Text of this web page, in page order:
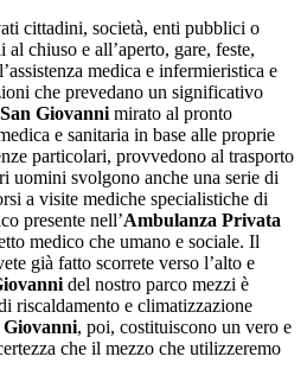
cittadini, società, enti pubblici o
chiuso e all’aperto, gare, feste,
medica e infermieristica e
che prevedano un significativo
Giovanni mirato al pronto
e sanitaria in base alle proprie
particolari, provvedono al trasporto
uomini svolgono anche una serie di
a visite mediche specialistiche di
presente nell’Ambulanza Privata
medico che umano e sociale. Il
già fatto scorrete verso l’alto e
del nostro parco mezzi è
riscaldamento e climatizzazione
, poi, costituiscono un vero e
che il mezzo che utilizzeremo